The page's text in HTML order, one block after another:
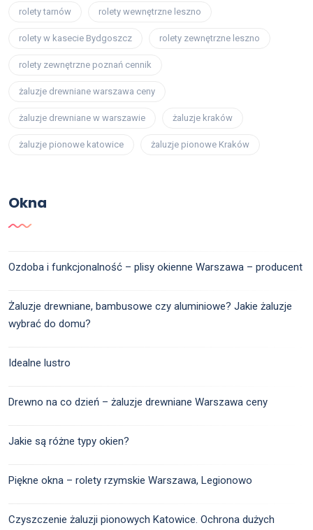
rolety tarnów rolety wewnętrzne leszno
rolety w kasecie Bydgoszcz rolety zewnętrzne leszno
rolety zewnętrzne poznań cennik
żaluzje drewniane warszawa ceny
żaluzje drewniane w warszawie żaluzje kraków
żaluzje pionowe katowice żaluzje pionowe Kraków
Okna
Ozdoba i funkcjonalność – plisy okienne Warszawa – producent
Żaluzje drewniane, bambusowe czy aluminiowe? Jakie żaluzje
wybrać do domu?
Idealne lustro
Drewno na co dzień – żaluzje drewniane Warszawa ceny
Jakie są różne typy okien?
Piękne okna – rolety rzymskie Warszawa, Legionowo
Czyszczenie żaluzji pionowych Katowice. Ochrona dużych